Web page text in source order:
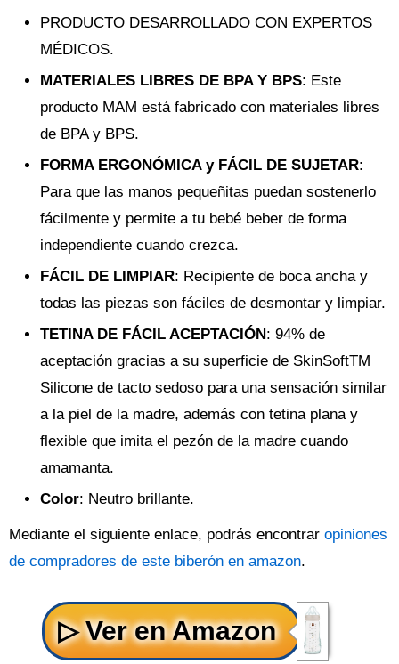
PRODUCTO DESARROLLADO CON EXPERTOS
MÉDICOS.
MATERIALES LIBRES DE BPA Y BPS: Este
producto MAM está fabricado con materiales libres
de BPA y BPS.
FORMA ERGONÓMICA y FÁCIL DE SUJETAR:
Para que las manos pequeñitas puedan sostenerlo
fácilmente y permite a tu bebé beber de forma
independiente cuando crezca.
FÁCIL DE LIMPIAR: Recipiente de boca ancha y
todas las piezas son fáciles de desmontar y limpiar.
TETINA DE FÁCIL ACEPTACIÓN: 94% de
aceptación gracias a su superficie de SkinSoftTM
Silicone de tacto sedoso para una sensación similar
a la piel de la madre, además con tetina plana y
flexible que imita el pezón de la madre cuando
amamanta.
Color: Neutro brillante.
Mediante el siguiente enlace, podrás encontrar opiniones
de compradores de este biberón en amazon.